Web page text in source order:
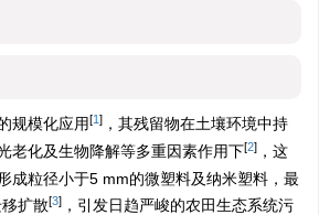
规模化应用[1] ，其残留物在土壤环境中持
老化及生物降解等多重因素作用下[2] ，这
成粒径小于5 mm的微塑料及纳米塑料，最
扩散[3] ，引发日趋严峻的农田生态系统污